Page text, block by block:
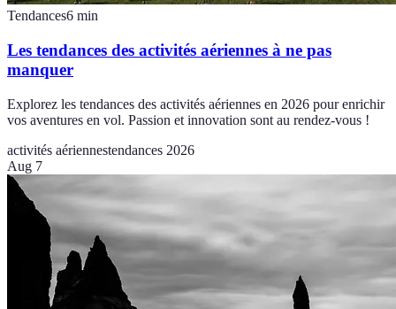
Tendances6 min
Les tendances des activités aériennes à ne pas
manquer
Explorez les tendances des activités aériennes en 2026 pour enrichir
vos aventures en vol. Passion et innovation sont au rendez-vous !
activités aériennestendances 2026
Aug 7